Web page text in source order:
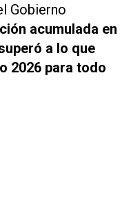
Gobierno
acumulada en
a lo que
2026 para todo